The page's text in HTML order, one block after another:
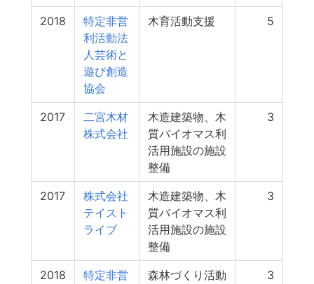
2018
特定非営
利活動法
人芸術と
遊び創造
協会
木育活動支援 5
2017
二宮木材
株式会社
木造建築物、木
質バイオマス利
活用施設の施設
整備
3
2017
株式会社
テイスト
ライブ
木造建築物、木
質バイオマス利
活用施設の施設
整備
3
2018
特定非営
森林づくり活動
3